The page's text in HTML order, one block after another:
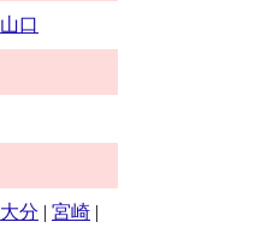
山口
大分 | 宮崎 |